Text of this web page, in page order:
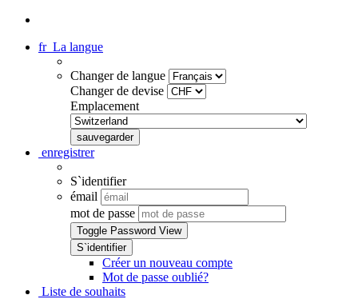
fr La langue
Changer de langue
Changer de devise
Emplacement
enregistrer
S`identifier
émail
mot de passe
Toggle Password View
Créer un nouveau compte
Mot de passe oublié?
Liste de souhaits